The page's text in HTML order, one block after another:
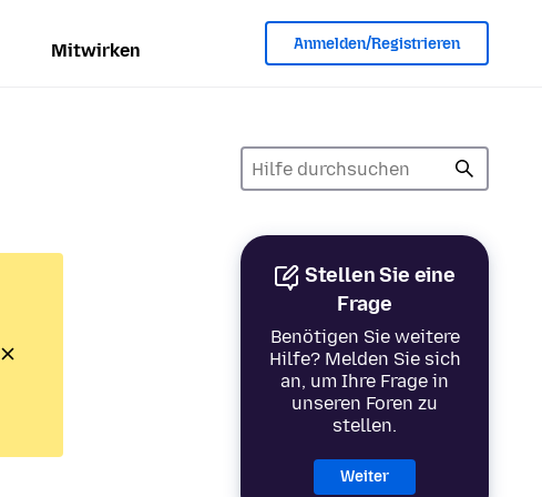
Mitwirken Anmelden/Registrieren
Stellen Sie eine
Frage
Benötigen Sie weitere
Hilfe? Melden Sie sich
an, um Ihre Frage in
unseren Foren zu
stellen.
Weiter